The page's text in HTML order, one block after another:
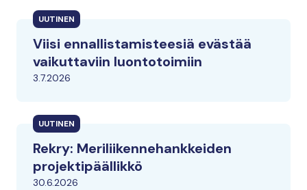
UUTINEN
Viisi ennallistamisteesiä evästää
vaikuttaviin luontotoimiin
3.7.2026
UUTINEN
Rekry: Meriliikennehankkeiden
projektipäällikkö
30.6.2026